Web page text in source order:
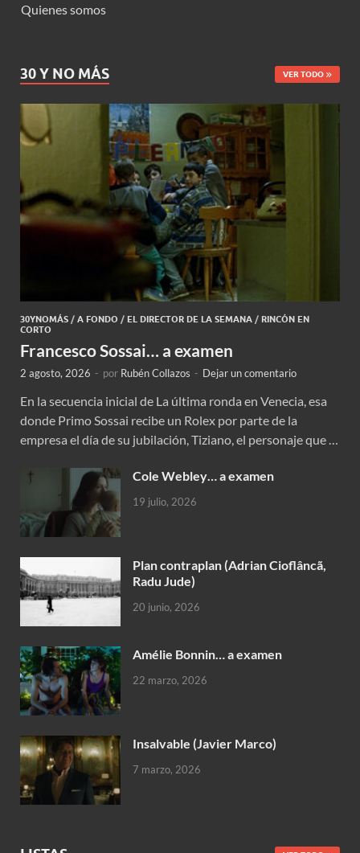
Quienes somos
30 Y NO MÁS VER TODO
30YNOMÁS / A FONDO / EL DIRECTOR DE LA SEMANA / RINCÓN EN
CORTO
Francesco Sossai… a examen
2 agosto, 2026 - por Rubén Collazos - Dejar un comentario
En la secuencia inicial de La última ronda en Venecia, esa
donde Primo Sossai recibe un Rolex por parte de la
empresa el día de su jubilación, Tiziano, el personaje que …
Cole Webley… a examen
19 julio, 2026
Plan contraplan (Adrian Cioflâncã,
Radu Jude)
20 junio, 2026
Amélie Bonnin… a examen
22 marzo, 2026
Insalvable (Javier Marco)
7 marzo, 2026